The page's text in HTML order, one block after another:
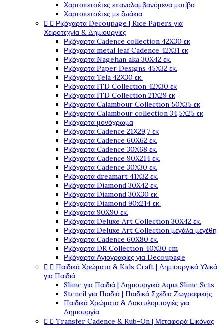
Χαρτοπετσέτες επαναλαμβανόμενα μοτίβα
Χαρτοπετσέτες με ζωάκια
  Ριζόχαρτα Decoupage | Rice Papers για
Χειροτεχνία & Δημιουργίες
Ριζόχαρτα Cadence collection 42X30 εκ
Ριζόχαρτα metal leaf Cadence 42X31 εκ
Ριζόχαρτα Nagehan aka 30X42 εκ.
Ριζόχαρτα Paper Designs 45X32 εκ.
Ριζόχαρτα Tela 42Χ30 εκ.
Ριζόχαρτα ITD Collection 42X30 εκ
Ριζόχαρτα ITD Collection 21X29 εκ
Ριζόχαρτα Calambour Collection 50X35 εκ
Ριζόχαρτα Calambour collection 34,5X25 εκ
Ριζόχαρτα μονόχρωμα
Ριζόχαρτα Cadence 21Χ29,7 εκ
Ριζόχαρτα Cadence 60X62 εκ.
Ριζόχαρτα Cadence 30X68 εκ.
Ριζόχαρτα Cadence 90X214 εκ.
Ριζόχαρτα Cadence 30X30 εκ.
Ριζόχαρτα dreamart 41X32 εκ.
Ριζόχαρτα Diamond 30X42 εκ.
Ριζόχαρτα Diamond 30X30 εκ.
Ριζόχαρτα Diamond 90x214 εκ.
Ριζόχαρτα 90X90 εκ.
Ριζόχαρτα Deluxe Art Collection 30X42 εκ.
Ριζόχαρτα Deluxe Art Collection μεγάλα μεγέθη
Ριζόχαρτα Cadence 60X80 εκ.
Ριζόχαρτα DR Collection 40X30 cm
Ριζόχαρτα Αγιογραφίες για Decoupage
  Παιδικά Χρώματα & Kids Craft | Δημιουργικά Υλικά
για Παιδιά
Slime για Παιδιά | Δημιουργικά Aqua Slime Sets
Stencil για Παιδιά | Παιδικά Σχέδια Ζωγραφικής
Παιδικά Χρώματα & Δακτυλομπογιές για
Δημιουργία
  Transfer Cadence & Rub-On | Μεταφορά Εικόνας